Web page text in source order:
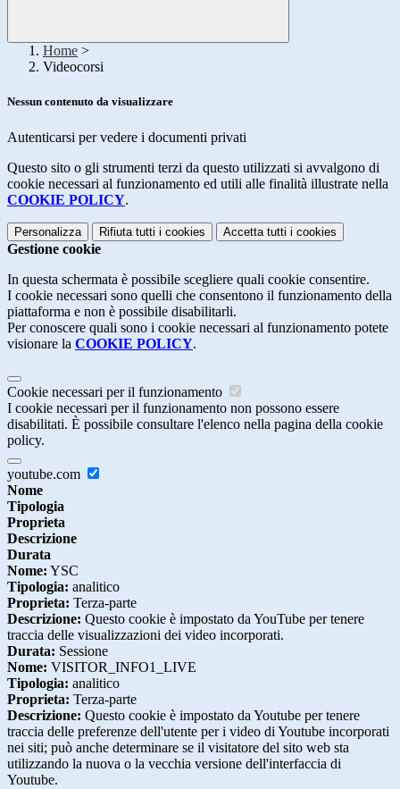
Home >
Videocorsi
Nessun contenuto da visualizzare
Autenticarsi per vedere i documenti privati
Questo sito o gli strumenti terzi da questo utilizzati si avvalgono di
cookie necessari al funzionamento ed utili alle finalità illustrate nella
COOKIE POLICY.
Personalizza Rifiuta tutti i cookies Accetta tutti i cookies
Gestione cookie
In questa schermata è possibile scegliere quali cookie consentire.
I cookie necessari sono quelli che consentono il funzionamento della
piattaforma e non è possibile disabilitarli.
Per conoscere quali sono i cookie necessari al funzionamento potete
visionare la COOKIE POLICY.
Cookie necessari per il funzionamento
I cookie necessari per il funzionamento non possono essere
disabilitati. È possibile consultare l'elenco nella pagina della cookie
policy.
youtube.com
Nome
Tipologia
Proprieta
Descrizione
Durata
Nome: YSC
Tipologia: analitico
Proprieta: Terza-parte
Descrizione: Questo cookie è impostato da YouTube per tenere
traccia delle visualizzazioni dei video incorporati.
Durata: Sessione
Nome: VISITOR_INFO1_LIVE
Tipologia: analitico
Proprieta: Terza-parte
Descrizione: Questo cookie è impostato da Youtube per tenere
traccia delle preferenze dell'utente per i video di Youtube incorporati
nei siti; può anche determinare se il visitatore del sito web sta
utilizzando la nuova o la vecchia versione dell'interfaccia di
Youtube.